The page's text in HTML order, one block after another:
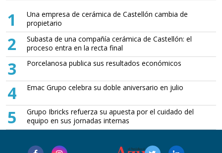
1
Una empresa de cerámica de Castellón cambia de
propietario
2
Subasta de una compañía cerámica de Castellón: el
proceso entra en la recta final
3 Porcelanosa publica sus resultados económicos
4 Emac Grupo celebra su doble aniversario en julio
5
Grupo Ibricks refuerza su apuesta por el cuidado del
equipo en sus jornadas internas